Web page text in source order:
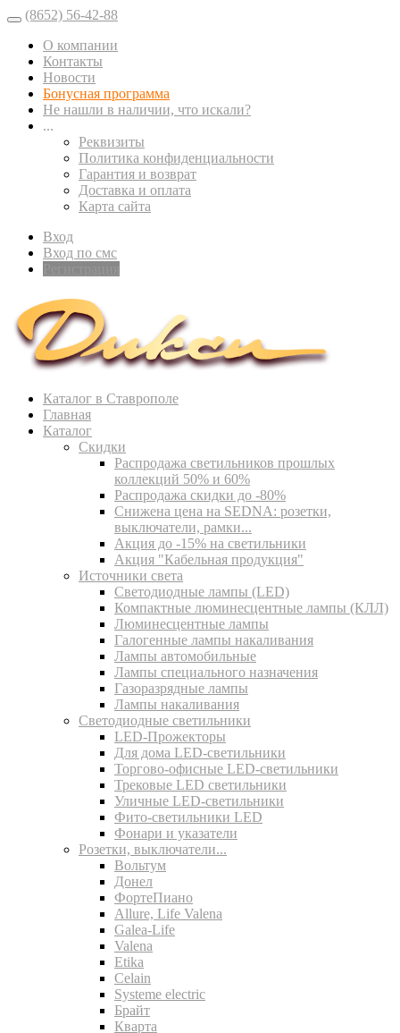
(8652) 56-42-88
О компании
Контакты
Новости
Бонусная программа
Не нашли в наличии, что искали?
...
Реквизиты
Политика конфиденциальности
Гарантия и возврат
Доставка и оплата
Карта сайта
Вход
Вход по смс
Каталог в Ставрополе
Главная
Каталог
Скидки
Распродажа светильников прошлых
коллекций 50% и 60%
Распродажа скидки до -80%
Cнижена цена на SEDNA: розетки,
выключатели, рамки...
Акция до -15% на светильники
Акция "Кабельная продукция"
Источники света
Светодиодные лампы (LED)
Компактные люминесцентные лампы (КЛЛ)
Люминесцентные лампы
Галогенные лампы накаливания
Лампы автомобильные
Лампы специального назначения
Газоразрядные лампы
Лампы накаливания
Светодиодные светильники
LED-Прожекторы
Для дома LED-светильники
Торгово-офисные LED-светильники
Трековые LED светильники
Уличные LED-светильники
Фито-светильники LED
Фонари и указатели
Розетки, выключатели...
Вольтум
Донел
ФортеПиано
Allure, Life Valena
Galea-Life
Valena
Etika
Celain
Systeme electric
Брайт
Кварта